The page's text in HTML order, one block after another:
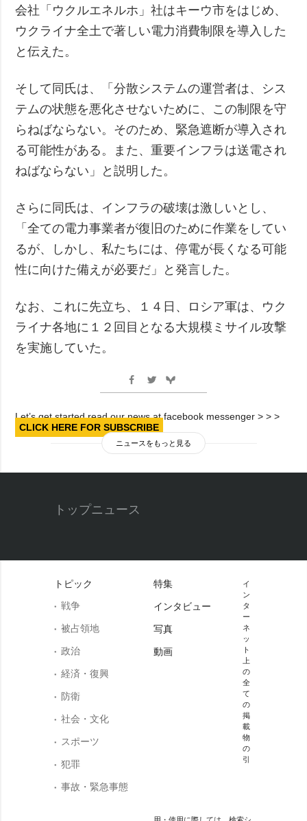
会社「ウクルエネルホ」社はキーウ市をはじめ、
ウクライナ全土で著しい電力消費制限を導入した
と伝えた。
そして同氏は、「分散システムの運営者は、シス
テムの状態を悪化させないために、この制限を守
らねばならない。そのため、緊急遮断が導入され
る可能性がある。また、重要インフラは送電され
ねばならない」と説明した。
さらに同氏は、インフラの破壊は激しいとし、
「全ての電力事業者が復旧のために作業をしてい
るが、しかし、私たちには、停電が長くなる可能
性に向けた備えが必要だ」と発言した。
なお、これに先立ち、１４日、ロシア軍は、ウク
ライナ各地に１２回目となる大規模ミサイル攻撃
を実施していた。
Let’s get started read our news at facebook messenger > > >
CLICK HERE FOR SUBSCRIBE
ニュースをもっと見る
トップニュース
トピック
戦争
被占領地
政治
経済・復興
防衛
社会・文化
スポーツ
犯罪
事故・緊急事態
特集
インタビュー
写真
動画
イ
ン
タ
ー
ネ
ッ
ト
上
の
全
て
の
掲
載
物
の
引